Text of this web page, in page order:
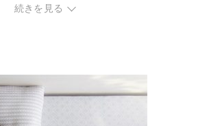
め取り外す）
続きを見る